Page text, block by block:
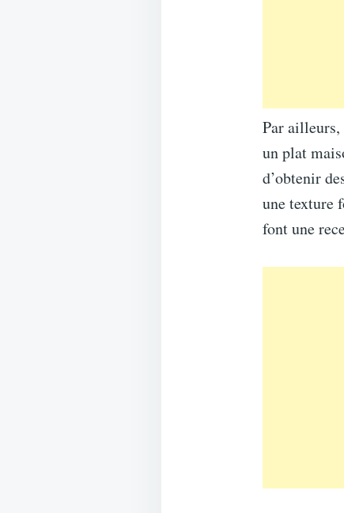
Par
un plat
d’obtenir
une texture
font une